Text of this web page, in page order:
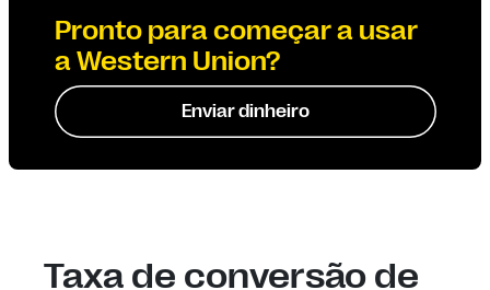
Pronto para começar a usar
a Western Union?
Enviar dinheiro
Taxa de conversão de